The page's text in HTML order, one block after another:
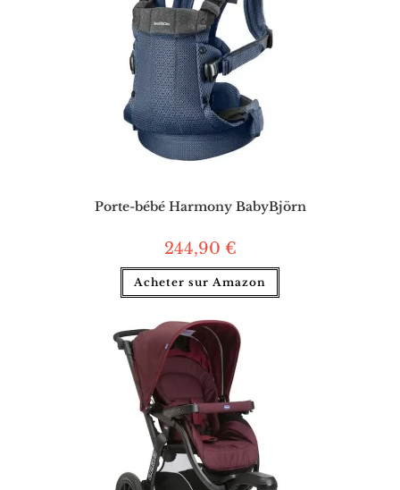
Porte-bébé Harmony BabyBjörn
244,90 €
Acheter sur Amazon